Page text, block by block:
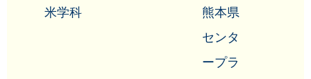
米学科
熊本県
センタ
ープラ